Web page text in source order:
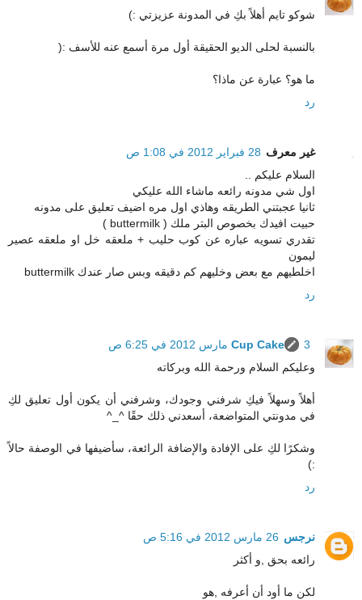
شوكو تايم أهلاً بكِ في المدونة عزيزتي :)
بالنسبة لحلى الديو الحقيقة أول مرة أسمع عنه للأسف :(
ما هو؟ عبارة عن ماذا؟
رد
غير معرف 28 فبراير 2012 في 1:08 ص
السلام عليكم ..
اول شي مدونه رائعه ماشاء الله عليكي
ثانيا عجبتني الطريقه وهاذي اول مره اضيف تعليق على مدونه
حبيت افيدك بخصوص البتر ملك ( buttermilk )
تقدري تسويه عباره عن كوب حليب + ملعقه خل او ملعقه عصير
ليمون
اخلطيهم مع بعض وخليهم كم دقيقه وبس صار عندك buttermilk
رد
Cup Cake
3 مارس 2012 في 6:25 ص
وعليكم السلام ورحمة الله وبركاته
أهلاً وسهلاً فيكِ شرفني وجودك، وشرفني أن يكون أول تعليق لكِ
في مدونتي المتواضعة، أسعدني ذلك حقًا ^_^
وشكرًا لكِ على الإفادة والإضافة الرائعة، سأضيفها في الوصفة حالاً
:)
رد
نرجس 26 مارس 2012 في 5:16 ص
رائعه بحق ,و أكثر
لكن ما أود أن أعرفه ,هو